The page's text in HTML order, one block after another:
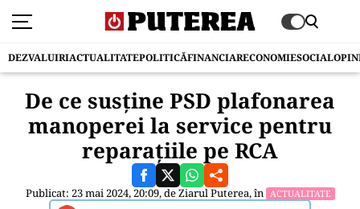
DEZVALUIRIACTUALITATEPOLITICĂFINANCIARECONOMIESOCIAL
De ce susține PSD plafonarea
manoperei la service pentru
reparațiile pe RCA
Publicat: 23 mai 2024, 20:09, deZiarul Puterea, în ACTUALITATE